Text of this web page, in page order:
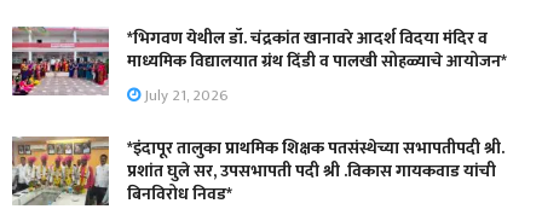
*भिगवण येथील डॉ. चंद्रकांत खानावरे आदर्श विदया मंदिर व
माध्यमिक विद्यालयात ग्रंथ दिंडी व पालखी सोहळ्याचे आयोजन*
July 21, 2026
*इंदापूर तालुका प्राथमिक शिक्षक पतसंस्थेच्या सभापतीपदी श्री.
प्रशांत घुले सर, उपसभापती पदी श्री .विकास गायकवाड यांची
बिनविरोध निवड*